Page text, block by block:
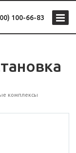
100-66-83
комплексы